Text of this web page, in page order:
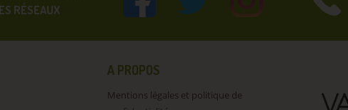
RÉSEAUX
A PROPOS
Mentions légales et politique de